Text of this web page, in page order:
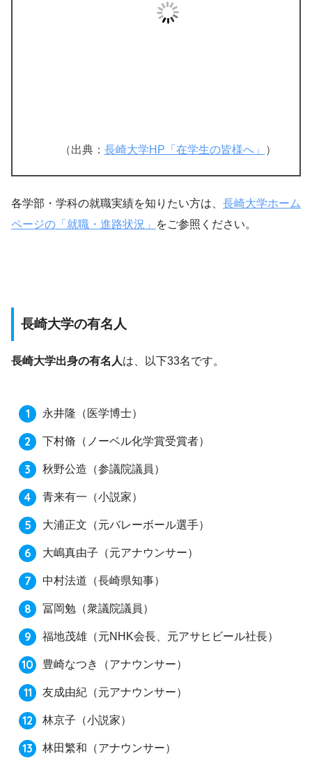
（出典： 長崎大学HP「在学生の皆様へ」 ）
各学部・学科の就職実績を知りたい方は、 長崎大学ホーム
ページの「就職・進路状況」
をご参照ください。
長崎大学の有名人
長崎大学出身の有名人は、以下33名です。
永井隆 （医学博士）
下村脩 （ノーベル化学賞受賞者）
秋野公造 （参議院議員）
青来有一 （小説家）
大浦正文 （元バレーボール選手）
大嶋真由子 （元アナウンサー）
中村法道 （長崎県知事）
冨岡勉 （衆議院議員）
福地茂雄 （元NHK会長、元アサヒビール社長）
豊崎なつき （アナウンサー）
友成由紀 （元アナウンサー）
林京子 （小説家）
林田繁和 （アナウンサー）